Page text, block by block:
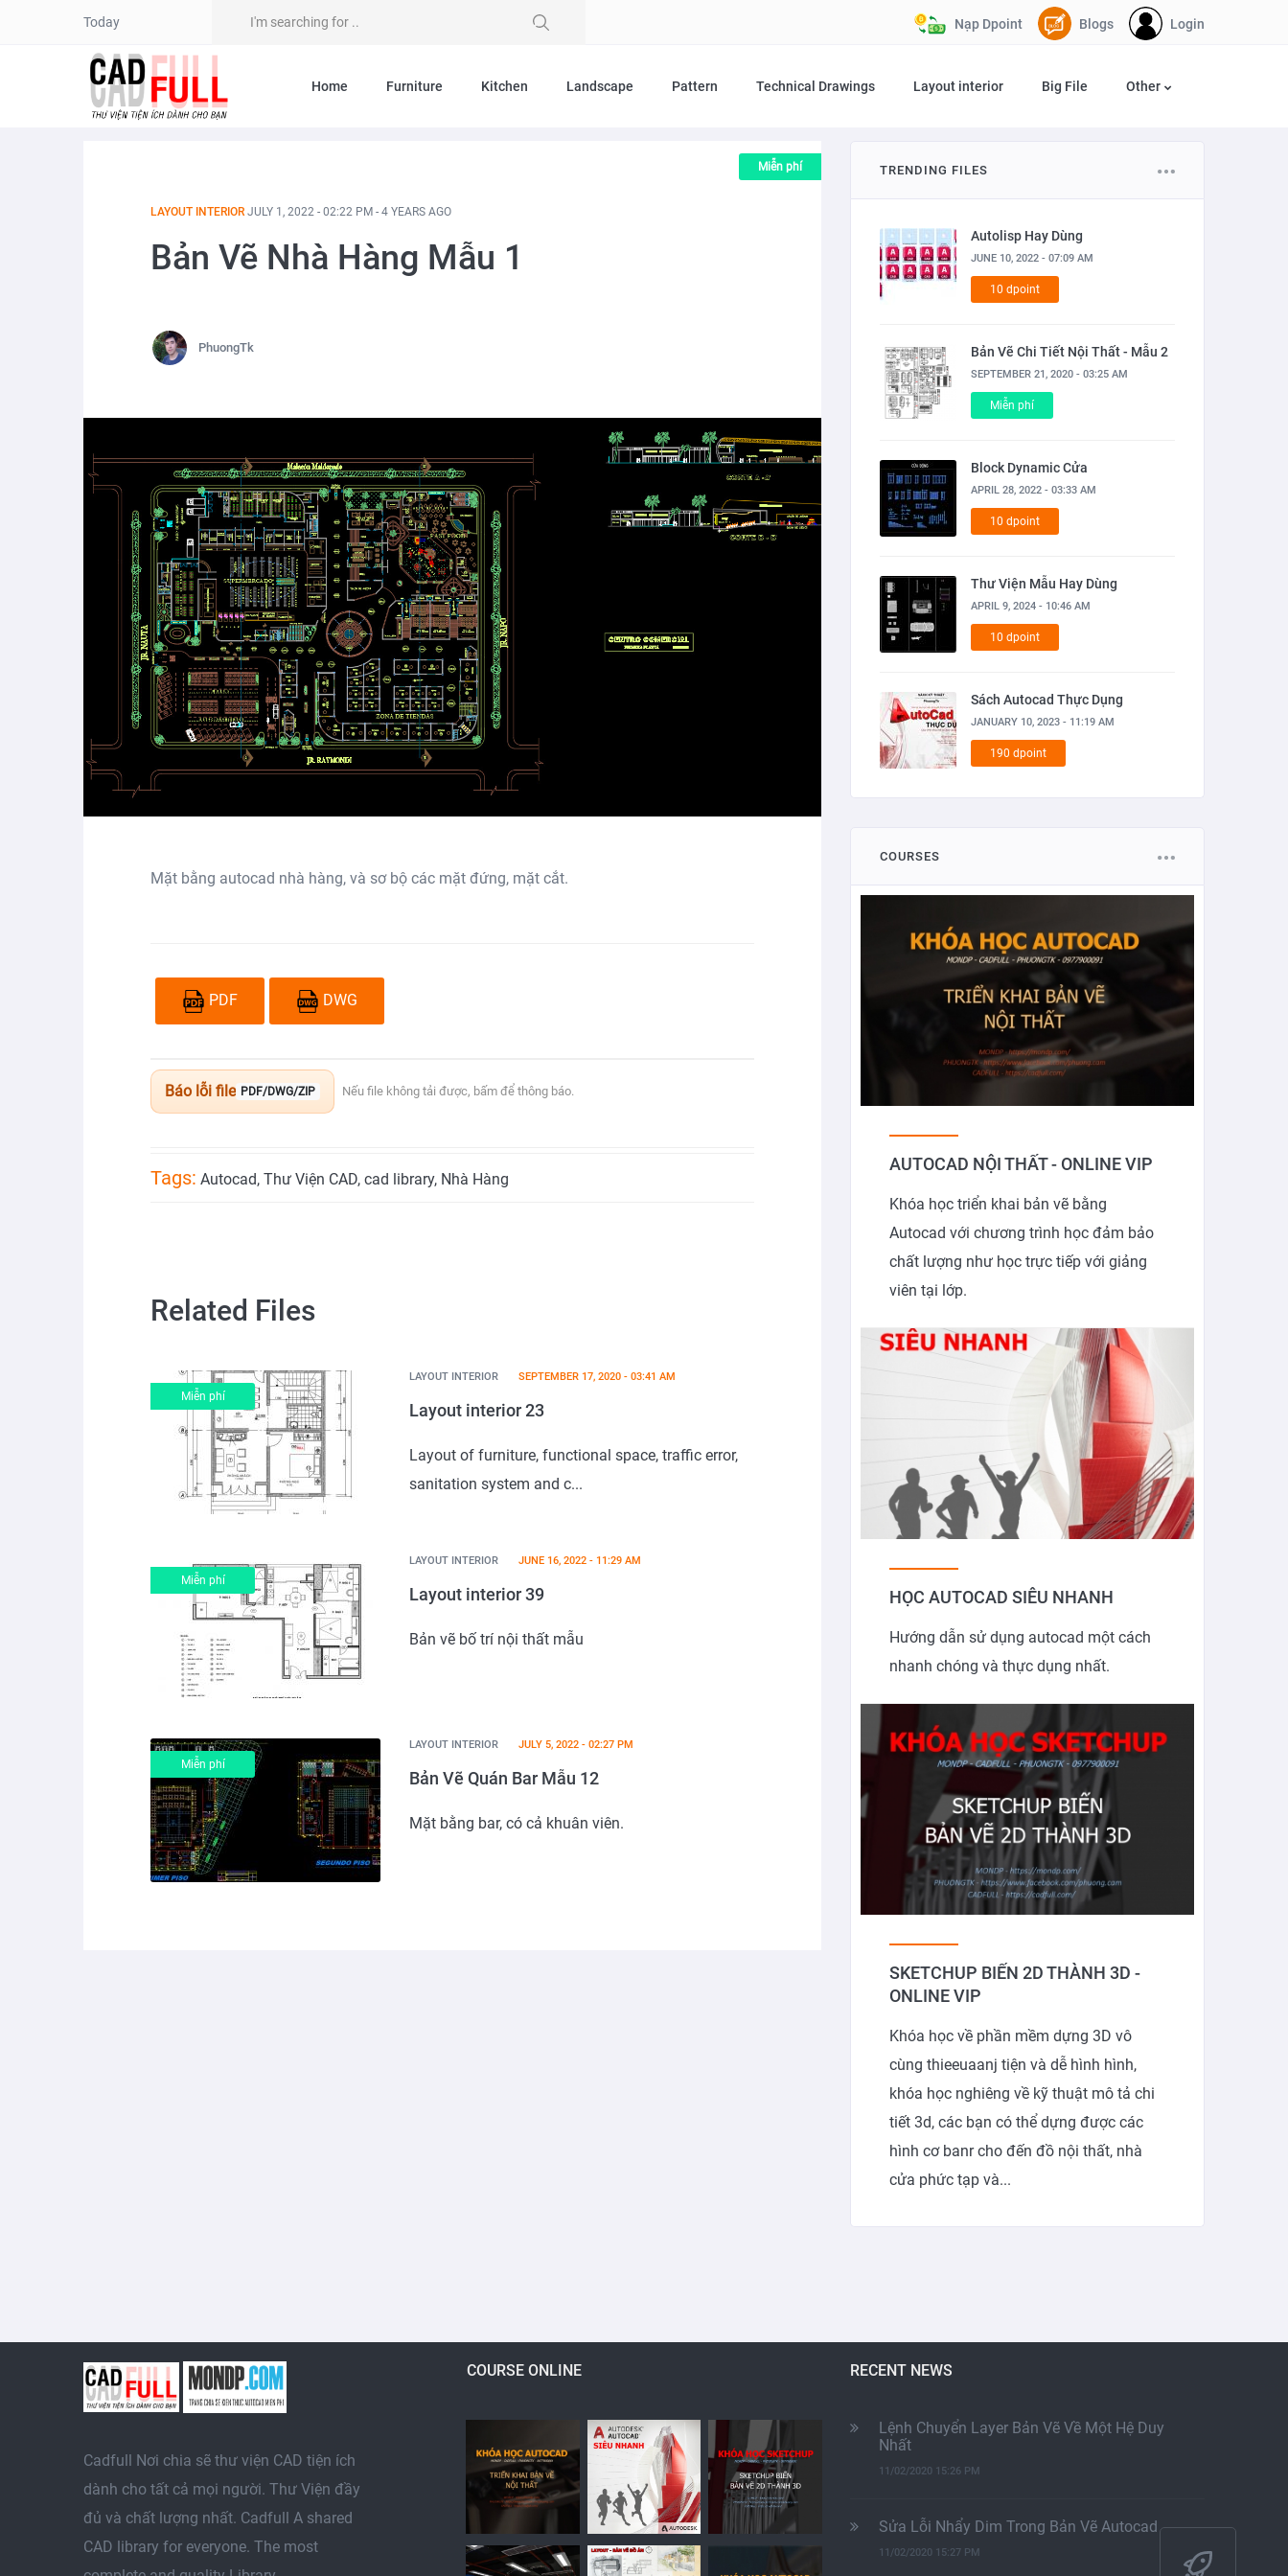
Today Login
Blogs
Nạp Dpoint
Home Furniture Kitchen Landscape Pattern Technical Drawings Layout interior Big File Other
LAYOUT INTERIORJULY 1, 2022 - 02:22 PM - 4 YEARS AGO
Bản Vẽ Nhà Hàng Mẫu 1
PhuongTk
Miễn phí
Mặt bằng autocad nhà hàng, và sơ bộ các mặt đứng, mặt cắt.
PDF DWG
Báo lỗi file PDF/DWG/ZIP Nếu file không tải được, bấm để thông báo.
Tags: Autocad, Thư Viện CAD, cad library, Nhà Hàng
Related Files
Miễn phí
LAYOUT INTERIOR SEPTEMBER 17, 2020 - 03:41 AM
Layout interior 23
Layout of furniture, functional space, traffic error,
sanitation system and c...
Miễn phí
LAYOUT INTERIOR JUNE 16, 2022 - 11:29 AM
Layout interior 39
Bản vẽ bố trí nội thất mẫu
Miễn phí
LAYOUT INTERIOR JULY 5, 2022 - 02:27 PM
Bản Vẽ Quán Bar Mẫu 12
Mặt bằng bar, có cả khuân viên.
TRENDING FILES
Autolisp Hay Dùng
JUNE 10, 2022 - 07:09 AM
10 dpoint
Bản Vẽ Chi Tiết Nội Thất - Mẫu 2
SEPTEMBER 21, 2020 - 03:25 AM
Miễn phí
Block Dynamic Cửa
APRIL 28, 2022 - 03:33 AM
10 dpoint
Thư Viện Mẫu Hay Dùng
APRIL 9, 2024 - 10:46 AM
10 dpoint
Sách Autocad Thực Dụng
JANUARY 10, 2023 - 11:19 AM
190 dpoint
COURSES
AUTOCAD NỘI THẤT - ONLINE VIP
Khóa học triển khai bản vẽ bằng
Autocad với chương trình học đảm bảo
chất lượng như học trực tiếp với giảng
viên tại lớp.
HỌC AUTOCAD SIÊU NHANH
Hướng dẫn sử dụng autocad một cách
nhanh chóng và thực dụng nhất.
SKETCHUP BIẾN 2D THÀNH 3D -
ONLINE VIP
Khóa học về phần mềm dựng 3D vô
cùng thieeuaanj tiện và dễ hình hình,
khóa học nghiêng về kỹ thuật mô tả chi
tiết 3d, các bạn có thể dựng được các
hình cơ banr cho đến đồ nội thất, nhà
cửa phức tạp và...
Cadfull Nơi chia sẽ thư viện CAD tiện ích
dành cho tất cả mọi người. Thư Viện đầy
đủ và chất lượng nhất. Cadfull A shared
CAD library for everyone. The most
COURSE ONLINE RECENT NEWS
Lệnh Chuyển Layer Bản Vẽ Về Một Hệ Duy
Nhất
11/02/2020 15:26 PM
Sửa Lỗi Nhẩy Dim Trong Bản Vẽ Autocad
11/02/2020 15:27 PM